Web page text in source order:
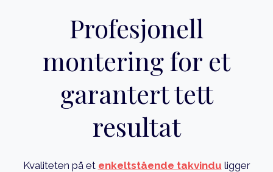
Profesjonell
montering for et
garantert tett
resultat
Kvaliteten på et enkeltstående takvindu ligger